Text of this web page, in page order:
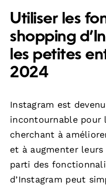
Utiliser les
shopping
les petites
2024
Instagram est
incontournable pour
cherchant à
et à augmenter
parti des
d’Instagram peut